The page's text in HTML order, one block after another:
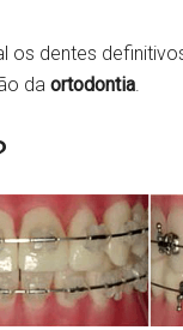
os dentes
da ortodontia.